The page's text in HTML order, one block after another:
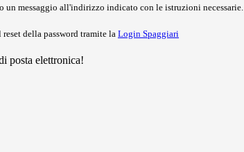
un messaggio all'indirizzo indicato con le istruzioni necessarie.
della password tramite la Login Spaggiari
posta elettronica!